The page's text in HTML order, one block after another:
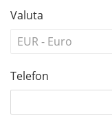
Valuta
Telefon